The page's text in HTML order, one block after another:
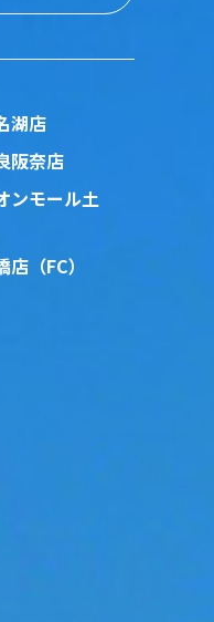
湖店
阪奈店
ンモール土
（FC）